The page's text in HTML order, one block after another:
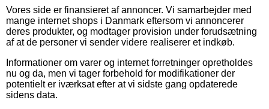
Vores side er finansieret af annoncer. Vi samarbejder med
mange internet shops i Danmark eftersom vi annoncerer
deres produkter, og modtager provision under forudsætning
af at de personer vi sender videre realiserer et indkøb.
Informationer om varer og internet forretninger opretholdes
nu og da, men vi tager forbehold for modifikationer der
potentielt er iværksat efter at vi sidste gang opdaterede
sidens data.